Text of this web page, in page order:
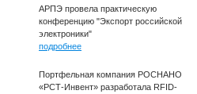
АРПЭ провела практическую
конференцию "Экспорт российской
электроники"
подробнее
Портфельная компания РОСНАНО
«РСТ-Инвент» разработала RFID-